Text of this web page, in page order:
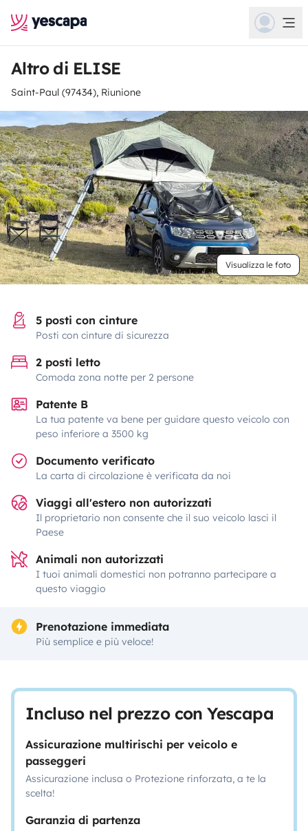
Altro di ELISE
Saint-Paul (97434), Riunione
Visualizza le foto
5 posti con cinture
Posti con cinture di sicurezza
2 posti letto
Comoda zona notte per 2 persone
Patente B
La tua patente va bene per guidare questo veicolo con
peso inferiore a 3500 kg
Documento verificato
La carta di circolazione è verificata da noi
Viaggi all'estero non autorizzati
Il proprietario non consente che il suo veicolo lasci il
Paese
Animali non autorizzati
I tuoi animali domestici non potranno partecipare a
questo viaggio
Prenotazione immediata
Più semplice e più veloce!
Incluso nel prezzo con Yescapa
Assicurazione multirischi per veicolo e
passeggeri
Assicurazione inclusa o Protezione rinforzata, a te la
scelta!
Garanzia di partenza